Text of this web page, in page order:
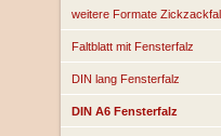
weitere Formate
Faltblatt mit Fensterfalz
DIN lang Fensterfalz
DIN A6 Fensterfalz